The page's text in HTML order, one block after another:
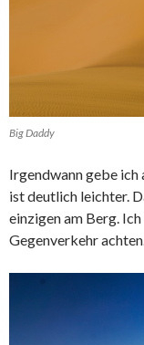
Big Daddy
Irgendwann gebe ich
ist deutlich leichter.
einzigen am Berg.
Gegenverkehr